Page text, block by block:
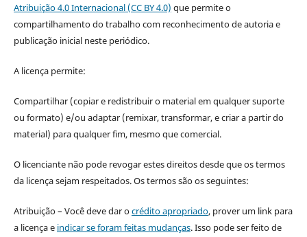
Atribuição 4.0 Internacional (CC BY 4.0) que permite o
compartilhamento do trabalho com reconhecimento de autoria e
publicação inicial neste periódico.
A licença permite:
Compartilhar (copiar e redistribuir o material em qualquer suporte
ou formato) e/ou adaptar (remixar, transformar, e criar a partir do
material) para qualquer fim, mesmo que comercial.
O licenciante não pode revogar estes direitos desde que os termos
da licença sejam respeitados. Os termos são os seguintes:
Atribuição – Você deve dar ocrédito apropriado, prover um link para
a licença e indicar se foram feitas mudanças. Isso pode ser feito de